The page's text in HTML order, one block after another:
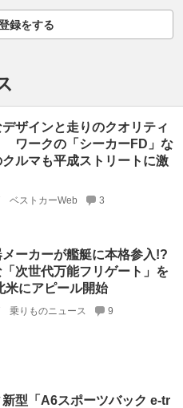
録をする
デザインと走りのクオリティ
ワークの「シーカーFD」な
クルマも平成ストリートに激
ベストカーWeb 3
メーカーが艦艇に本格参入!?
次世代万能フリゲート」を
米にアピール開始
乗りものニュース 9
新型「A6スポーツバック e-tr